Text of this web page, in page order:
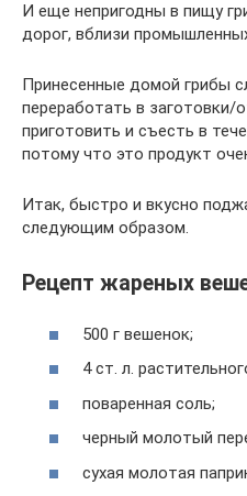
И еще непригодны в пищу
дорог, вблизи
Принесенные домой грибы
переработать в заготовки/
приготовить и съесть в
потому что это продукт
Итак, быстро и вкусно
следующим образом.
Рецепт жареных
500 г вешенок;
4 ст. л.
поваренная соль;
черный молотый
сухая молотая